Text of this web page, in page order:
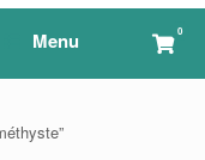
Menu View
cart
0